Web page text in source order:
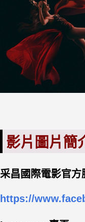
影片圖片簡
采昌國際電影官方
https://